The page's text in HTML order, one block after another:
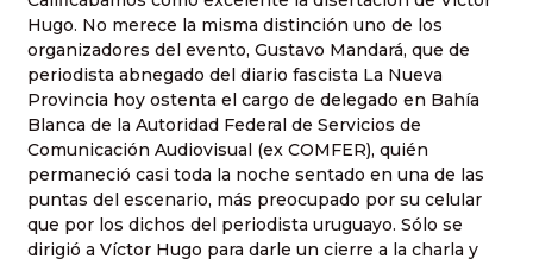
Hugo. No merece la misma distinción uno de los
organizadores del evento, Gustavo Mandará, que de
periodista abnegado del diario fascista La Nueva
Provincia hoy ostenta el cargo de delegado en Bahía
Blanca de la Autoridad Federal de Servicios de
Comunicación Audiovisual (ex COMFER), quién
permaneció casi toda la noche sentado en una de las
puntas del escenario, más preocupado por su celular
que por los dichos del periodista uruguayo. Sólo se
dirigió a Víctor Hugo para darle un cierre a la charla y